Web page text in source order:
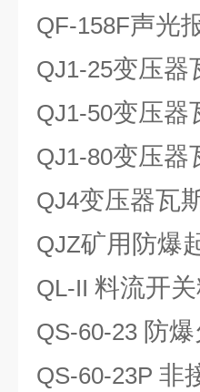
QF-158F声光
QJ1-25变压器
QJ1-50变压器
QJ1-80变压器
QJ4变压器瓦
QJZ矿用防爆
QL-II 料流开
QS-60-23 防
QS-60-23P 非